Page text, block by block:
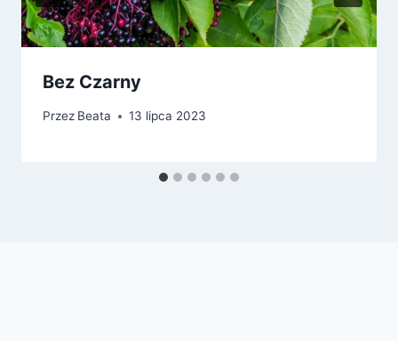
Bez Czarny
Przez Beata 13 lipca 2023